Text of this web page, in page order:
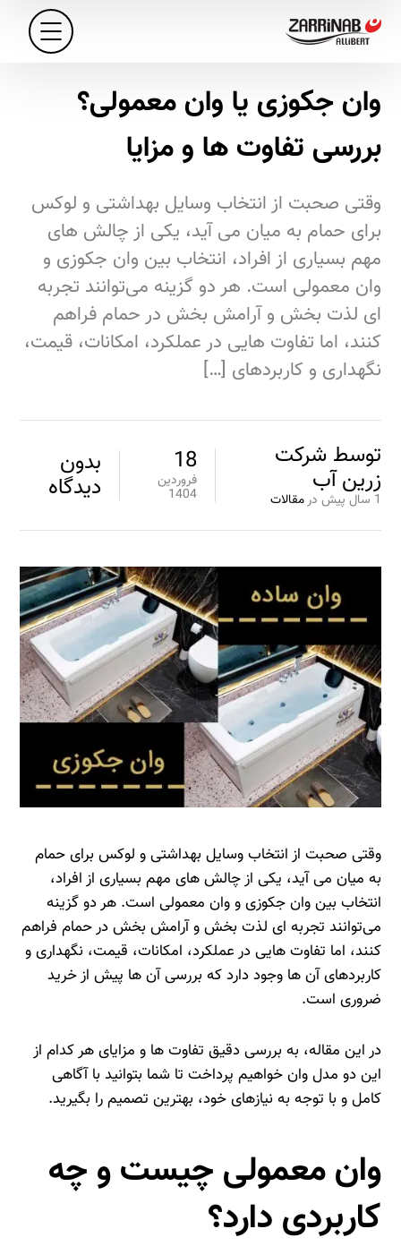
وان جکوزی یا وان معمولی؟
بررسی تفاوت ها و مزایا
وقتی صحبت از انتخاب وسایل بهداشتی و لوکس
برای حمام به میان می‌ آید، یکی از چالش‌ های
مهم بسیاری از افراد، انتخاب بین وان جکوزی و
وان معمولی است. هر دو گزینه می‌توانند تجربه‌
ای لذت‌ بخش و آرامش‌ بخش در حمام فراهم
کنند، اما تفاوت‌ هایی در عملکرد، امکانات، قیمت،
نگهداری و کاربردهای […]
توسط شرکت
زرین آب
1 سال پیش درمقالات
18
فروردین
1404
بدون
دیدگاه
وقتی صحبت از انتخاب وسایل بهداشتی و لوکس برای حمام
به میان می‌ آید، یکی از چالش‌ های مهم بسیاری از افراد،
انتخاب بین وان جکوزی و وان معمولی است. هر دو گزینه
می‌توانند تجربه‌ ای لذت‌ بخش و آرامش‌ بخش در حمام فراهم
کنند، اما تفاوت‌ هایی در عملکرد، امکانات، قیمت، نگهداری و
کاربردهای آن‌ ها وجود دارد که بررسی آن‌ ها پیش از خرید
ضروری است.
در این مقاله، به بررسی دقیق تفاوت‌ ها و مزایای هر کدام از
این دو مدل وان خواهیم پرداخت تا شما بتوانید با آگاهی
کامل و با توجه به نیازهای خود، بهترین تصمیم را بگیرید.
وان معمولی چیست و چه
کاربردی دارد؟